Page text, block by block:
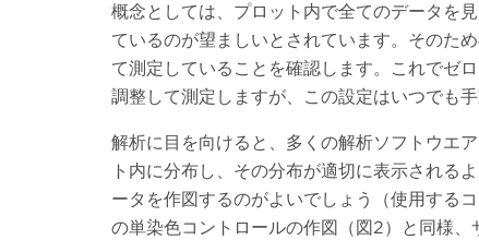
概念としては、プロット内で全てのデータを
ているのが望ましいとされています。そのた
て測定していることを確認します。これでゼ
調整して測定しますが、この設定はいつでも
解析に目を向けると、多くの解析ソフトウエ
ト内に分布し、その分布が適切に表示される
ータを作図するのがよいでしょう（使用する
の単染色コントロールの作図（図2）と同様